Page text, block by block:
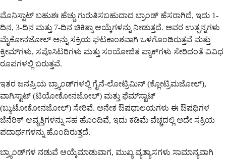
ಮೊನಿಸ್ಟಾಟ್ ಬಹುಶಃ ಹೆಚ್ಚು ಗುರುತಿಸಬಹುದಾದ ಬ್ರಾಂಡ್ ಹೆಸರಾಗಿದೆ, ಇದು 1-
ದಿನ, 3-ದಿನ ಮತ್ತು 7-ದಿನ ಚಿಕಿತ್ಸಾ ಆಯ್ಕೆಗಳನ್ನು ನೀಡುತ್ತದೆ. ಅವರ ಉತ್ಪನ್ನಗಳು
ಮೈಕೋನಜೋಲ್ ಅನ್ನು ಸಕ್ರಿಯ ಘಟಕಾಂಶವಾಗಿ ಒಳಗೊಂಡಿರುತ್ತವೆ ಮತ್ತು
ಕ್ರೀಮ್‌ಗಳು, ಸಪೊಸಿಟರಿಗಳು ಮತ್ತು ಸಂಯೋಜಿತ ಪ್ಯಾಕ್‌ಗಳು ಸೇರಿದಂತೆ ವಿವಿಧ
ರೂಪಗಳಲ್ಲಿ ಬರುತ್ತವೆ.
ಇತರ ಜನಪ್ರಿಯ ಬ್ರ್ಯಾಂಡ್‌ಗಳಲ್ಲಿ ಗೈನೆ-ಲೋಟ್ರಿಮಿನ್ (ಕ್ಲೋಟ್ರಿಮಜೋಲ್),
ವಾಗಿಸ್ಟಾಟ್ (ಟಿಯೋಕೋನಜೋಲ್) ಮತ್ತು ಫೆಮ್‌ಸ್ಟಾಟ್
(ಬ್ಯುಟೋಕೋನಜೋಲ್) ಸೇರಿವೆ. ಅನೇಕ ಔಷಧಾಲಯಗಳು ಈ ಔಷಧಿಗಳ
ಜೆನೆರಿಕ್ ಆವೃತ್ತಿಗಳನ್ನು ಸಹ ಹೊಂದಿವೆ, ಇದು ಕಡಿಮೆ ವೆಚ್ಚದಲ್ಲಿ ಅದೇ ಸಕ್ರಿಯ
ಪದಾರ್ಥಗಳನ್ನು ಹೊಂದಿರುತ್ತದೆ.
ಬ್ರ್ಯಾಂಡ್‌ಗಳ ನಡುವೆ ಆಯ್ಕೆಮಾಡುವಾಗ, ಮುಖ್ಯ ವ್ಯತ್ಯಾಸಗಳು ಸಾಮಾನ್ಯವಾಗಿ